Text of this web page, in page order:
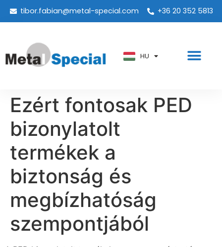
tibor.fabian@metal-special.com +36 20 352 5813
HU
PT
AR
Ezért fontosak PED
bizonylatolt
termékek a
biztonság és
megbízhatóság
szempontjából